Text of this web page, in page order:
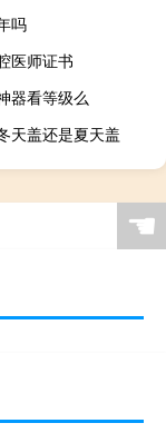
吗
医师证书
器看等级么
天盖还是夏天盖
☚